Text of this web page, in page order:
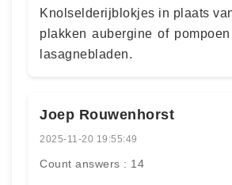
Knolselderijblokjes in plaats
plakken aubergine of
lasagnebladen.
Joep Rouwenhorst
2025-11-20 19:55:49
Count answers : 14